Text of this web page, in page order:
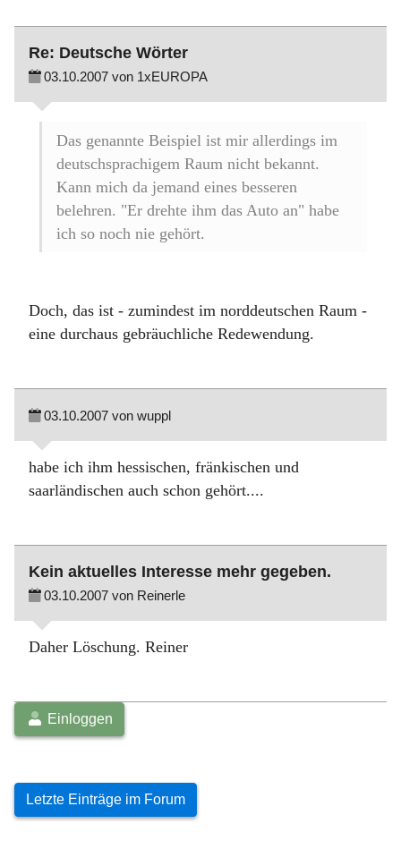
Re: Deutsche Wörter
03.10.2007 von 1xEUROPA
Das genannte Beispiel ist mir allerdings im
deutschsprachigem Raum nicht bekannt.
Kann mich da jemand eines besseren
belehren. "Er drehte ihm das Auto an" habe
ich so noch nie gehört.
Doch, das ist - zumindest im norddeutschen Raum -
eine durchaus gebräuchliche Redewendung.
03.10.2007 von wuppl
habe ich ihm hessischen, fränkischen und
saarländischen auch schon gehört....
Kein aktuelles Interesse mehr gegeben.
03.10.2007 von Reinerle
Daher Löschung. Reiner
Einloggen
Letzte Einträge im Forum